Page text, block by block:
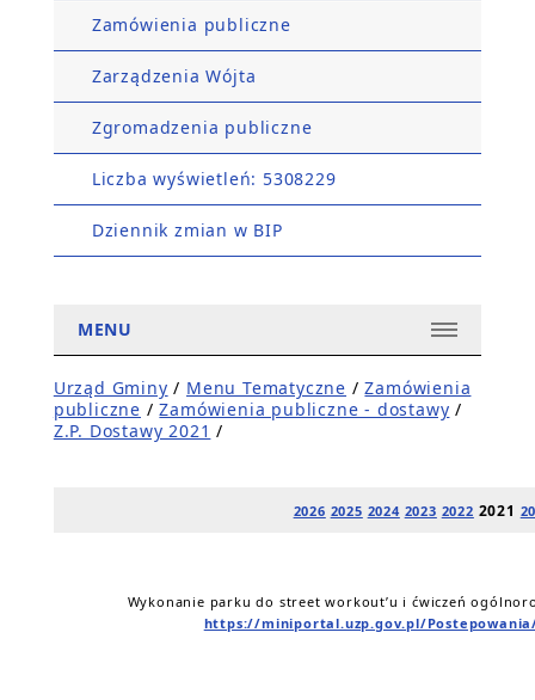
Zamówienia publiczne
Zarządzenia Wójta
Zgromadzenia publiczne
Liczba wyświetleń: 5308229
Dziennik zmian w BIP
MENU
Urząd Gminy / Menu Tematyczne /Zamówienia
publiczne /Zamówienia publiczne - dostawy /
Z.P. Dostawy 2021 /
2026 2025 2024 2023 2022 2021
Wykonanie parku do street workout’u i ćwiczeń
https://miniportal.uzp.gov.pl/Postepowania/